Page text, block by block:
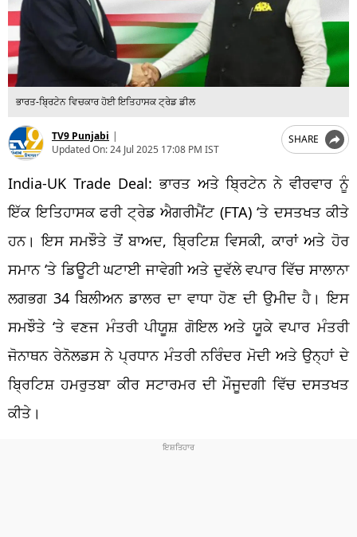
ਭਾਰਤ-ਬ੍ਰਿਟੇਨ ਵਿਚਕਾਰ ਹੋਈ ਇਤਿਹਾਸਕ ਟ੍ਰੇਡ ਡੀਲ
TV9 Punjabi |
Updated On:24 Jul 2025 17:08 PM IST
SHARE
India-UK Trade Deal: ਭਾਰਤ ਅਤੇ ਬ੍ਰਿਟੇਨ ਨੇ ਵੀਰਵਾਰ ਨੂੰ
ਇੱਕ ਇਤਿਹਾਸਕ ਫਰੀ ਟ੍ਰੇਡ ਐਗਰੀਮੈਂਟ (FTA) ‘ਤੇ ਦਸਤਖਤਕੀਤੇ
ਹਨ। ਇਸ ਸਮਝੌਤੇ ਤੋਂ ਬਾਅਦ, ਬ੍ਰਿਟਿਸ਼ ਵਿਸਕੀ, ਕਾਰਾਂ ਅਤੇ ਹੋਰ
ਸਮਾਨ ‘ਤੇ ਡਿਊਟੀ ਘਟਾਈ ਜਾਵੇਗੀ ਅਤੇ ਦੁਵੱਲੇ ਵਪਾਰ ਵਿੱਚ ਸਾਲਾਨਾ
ਲਗਭਗ 34ਬਿਲੀਅਨਡਾਲਰ ਦਾ ਵਾਧਾ ਹੋਣ ਦੀ ਉਮੀਦ ਹੈ। ਇਸ
ਸਮਝੌਤੇ ‘ਤੇਵਣਜ ਮੰਤਰੀਪੀਯੂਸ਼ਗੋਇਲ ਅਤੇ ਯੂਕੇਵਪਾਰ ਮੰਤਰੀ
ਜੋਨਾਥਨ ਰੇਨੋਲਡਸਨੇ ਪ੍ਰਧਾਨ ਮੰਤਰੀ ਨਰਿੰਦਰ ਮੋਦੀ ਅਤੇ ਉਨ੍ਹਾਂ ਦੇ
ਬ੍ਰਿਟਿਸ਼ ਹਮਰੁਤਬਾਕੀਰ ਸਟਾਰਮਰਦੀ ਮੌਜੂਦਗੀ ਵਿੱਚਦਸਤਖਤ
ਕੀਤੇ।